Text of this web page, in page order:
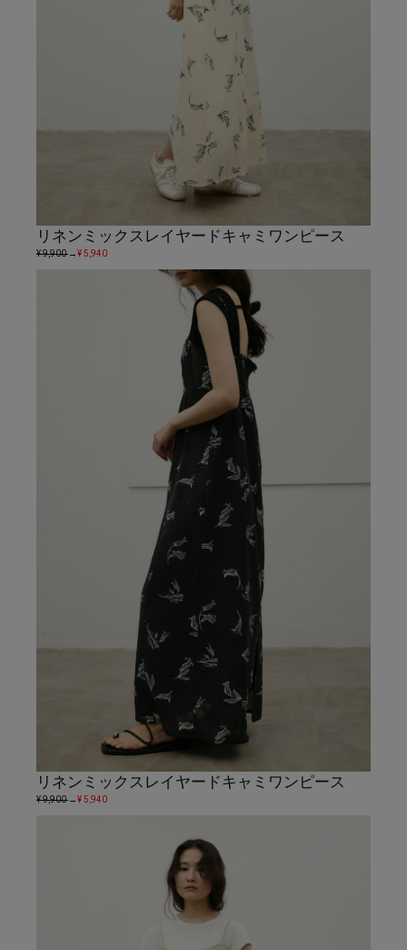
リネンミックスレイヤードキャミワンピース
¥ 9,900→¥ 5,940
リネンミックスレイヤードキャミワンピース
¥ 9,900→¥ 5,940